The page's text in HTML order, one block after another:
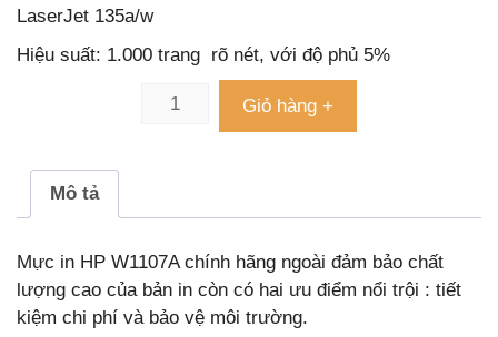
LaserJet 135a/w
Hiệu suất: 1.000 trang rõ nét, với độ phủ 5%
Giỏ hàng +
Mô tả
Mực in HP W1107A chính hãng ngoài đảm bảo chất
lượng cao của bản in còn có hai ưu điểm nổi trội : tiết
kiệm chi phí và bảo vệ môi trường.